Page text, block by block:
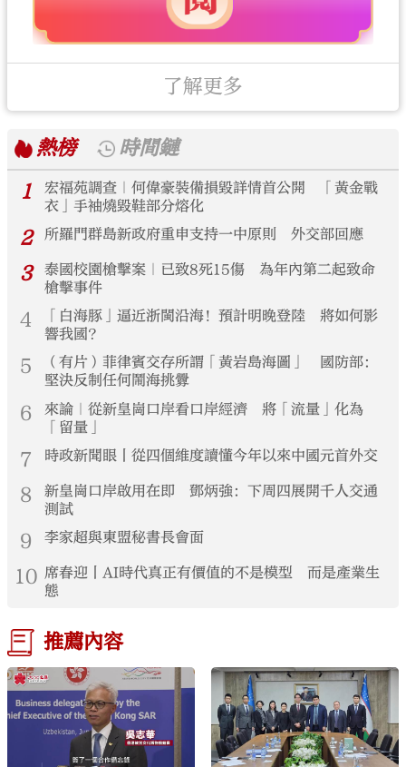
了解更多
熱榜
時間鏈
1
宏福苑調查｜何偉豪裝備損毀詳情首公開 「黃金戰
衣」手袖燒毀鞋部分熔化
2 所羅門群島新政府重申支持一中原則 外交部回應
3
泰國校園槍擊案｜已致8死15傷 為年內第二起致命
槍擊事件
4
「白海豚」逼近浙閩沿海！預計明晚登陸 將如何影
響我國？
5
（有片）菲律賓交存所謂「黃岩島海圖」 國防部：
堅決反制任何鬧海挑釁
6
來論｜從新皇崗口岸看口岸經濟 將「流量」化為
「留量」
7 時政新聞眼丨從四個維度讀懂今年以來中國元首外交
8
新皇崗口岸啟用在即 鄧炳強：下周四展開千人交通
測試
9 李家超與東盟秘書長會面
10 席春迎丨AI時代真正有價值的不是模型 而是產業生
態
推薦內容